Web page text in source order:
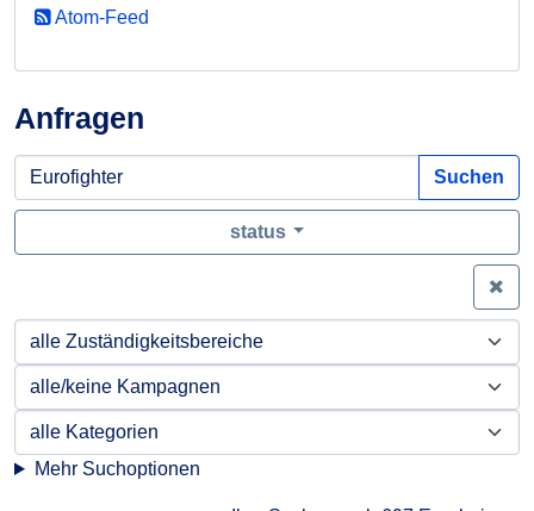
Anfragen
Suchen
status
Mehr Suchoptionen
Atom-Feed